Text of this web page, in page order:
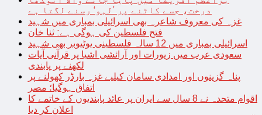
درخت، جسے کاٹنے پر ’لہو‘ رسنے لگتا ہے
غزہ کی معروف شاعرہ بھی اسرائیلی بمباری میں شہید
فتح فلسطین کی ہوگی ہے: ثنا خان
اسرائیلی بمباری میں 12 سالہ فلسطینی یوٹیوبر بھی شہید
سعودی عرب میں زیورات اور آرائشی اشیا پر قرآنی آیات
لکھنے پر پابندی
پناہ گزینوں اور امدادی سامان کیلیے غزہ بارڈر کھولنے پر
اتفاق ہوگیا؛ مصر
اقوام متحدہ نے 8 سال سے ایران پر عائد پابندیوں کے خاتمے کا
اعلان کر دیا